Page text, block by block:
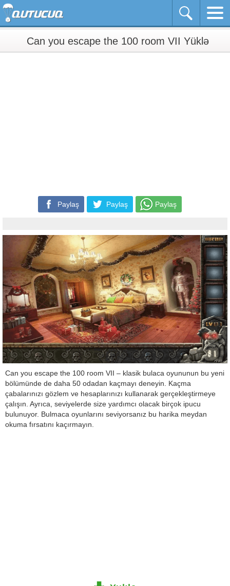
Can you escape the 100 room VII Yüklə
Paylaş Paylaş Paylaş
Can you escape the 100 room VII – klasik bulaca oyununun bu yeni
bölümünde de daha 50 odadan kaçmayı deneyin. Kaçma
çabalarınızı gözlem ve hesaplarınızı kullanarak gerçekleştirmeye
çalışın. Ayrıca, seviyelerde size yardımcı olacak birçok ipucu
bulunuyor. Bulmaca oyunlarını seviyorsanız bu harika meydan
okuma fırsatını kaçırmayın.